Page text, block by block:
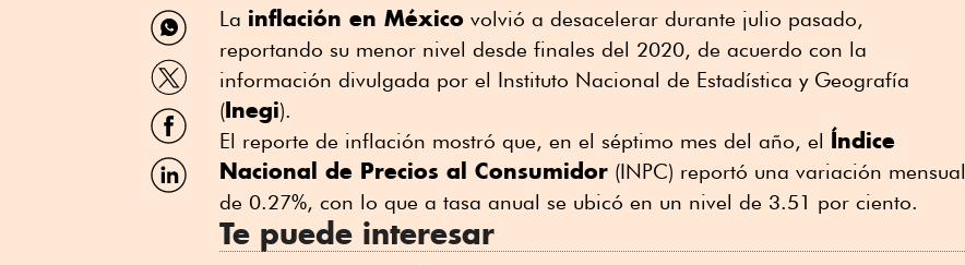
Compartir
por
WhatsApp
Compartir
por
Twitter
Compartir
por
Facebook
Compartir
por
La inflación en México volvió a desacelerar durante julio pasado,
reportando su menor nivel desde finales del 2020, de acuerdo con la
información divulgada por el Instituto Nacional de Estadística y Geografía
(Inegi).
El reporte de inflación mostró que, en el séptimo mes del año, el Índice
Nacional de Precios al Consumidor (INPC) reportó una variación mensual
de 0.27%, con lo que a tasa anual se ubicó en un nivel de 3.51 por ciento.
Te puede interesar